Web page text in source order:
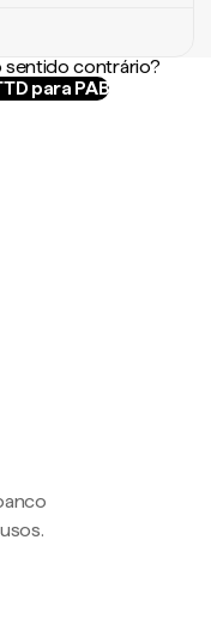
contrário?
para PAB